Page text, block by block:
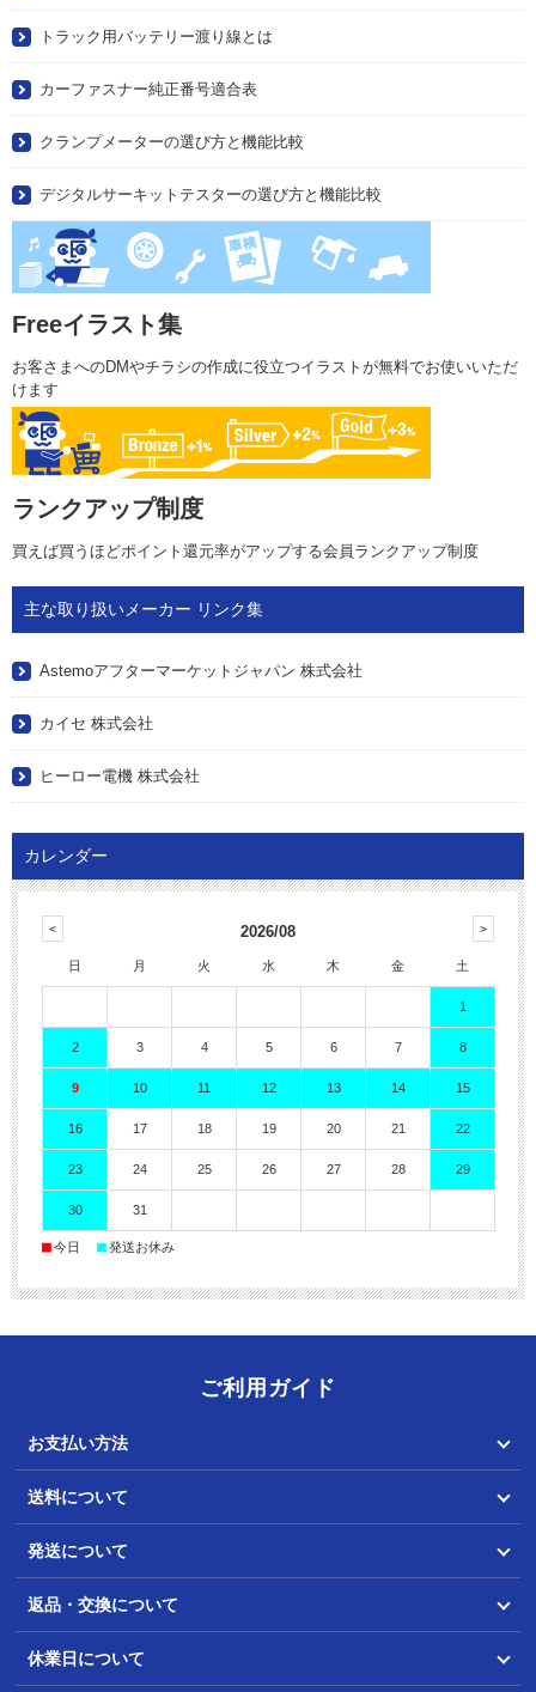
トラック用バッテリー渡り線とは
カーファスナー純正番号適合表
クランプメーターの選び方と機能比較
デジタルサーキットテスターの選び方と機能比較
Freeイラスト集
お客さまへのDMやチラシの作成に役立つイラストが無料でお使いいただ
けます
ランクアップ制度
買えば買うほどポイント還元率がアップする会員ランクアップ制度
主な取り扱いメーカー リンク集
Astemoアフターマーケットジャパン 株式会社
カイセ 株式会社
ヒーロー電機 株式会社
カレンダー
2026/08
日 月 火 水 木 金 土
1
2 3 4 5 6 7 8
9 10 11 12 13 14 15
16 17 18 19 20 21 22
23 24 25 26 27 28 29
30 31
■今日 ■発送お休み
ご利用ガイド
お支払い方法
送料について
発送について
返品・交換について
休業日について